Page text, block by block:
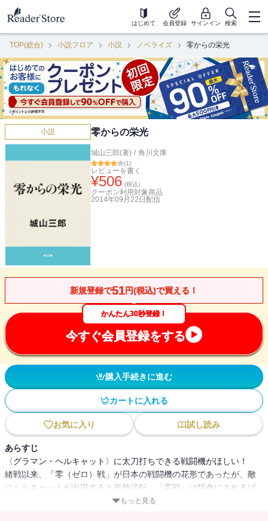
はじめて 会員登録 サインイン 検索
TOP(総合) 小説フロア 小説 ノベライズ 零からの栄光
小説 零からの栄光
城山三郎(著) / 角川文庫
(1)
レビューを書く
¥506 (税込)
クーポン利用対象商品
2014年09月22日 配信
新規登録で51円(税込)で買える！
かんたん30秒登録！
今すぐ会員登録をする
購入手続きに進む
カートに入れる
お気に入り 試し読み
あらすじ
〈グラマン・ヘルキャット〉に太刀打ちできる戦闘機がほしい！
緒戦以来、「零（ゼロ）戦」が日本の戦闘機の花形であったが、敵
にヘルキャットが出現すると形勢逆転、「零戦」は餌食にされるば
かりだった。だが、おそまきながら、この日本戦闘機部隊の悲願に
もっと見る